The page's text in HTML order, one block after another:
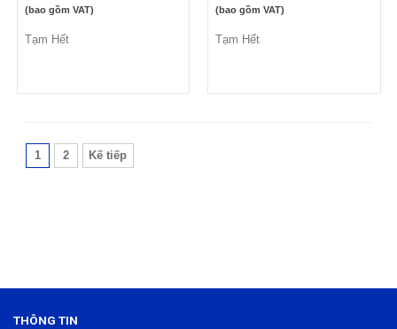
(bao gồm VAT)
Tạm Hết
(bao gồm VAT)
Tạm Hết
1 2 Kế tiếp
THÔNG TIN